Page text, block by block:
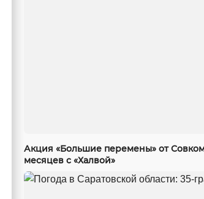
Акция «Большие перемены» от
месяцев с «Халвой»